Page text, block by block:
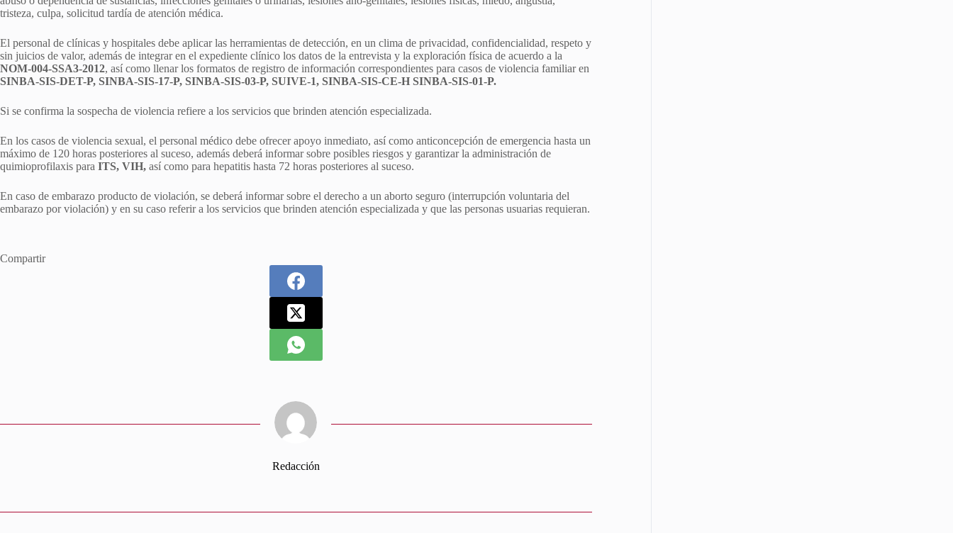
tristeza, culpa, solicitud tardía de atención médica.
El personal de clínicas y hospitales debe aplicar las herramientas de detección, en un clima de privacidad, confidencialidad, respeto y
sin juicios de valor, además de integrar en el expediente clínico los datos de la entrevista y la exploración física de acuerdo a la
NOM-004-SSA3-2012, así como llenar los formatos de registro de información correspondientes para casos de violencia familiar en
SINBA-SIS-DET-P, SINBA-SIS-17-P, SINBA-SIS-03-P, SUIVE-1, SINBA-SIS-CE-H SINBA-SIS-01-P.
Si se confirma la sospecha de violencia refiere a los servicios que brinden atención especializada.
En los casos de violencia sexual, el personal médico debe ofrecer apoyo inmediato, así como anticoncepción de emergencia hasta un
máximo de 120 horas posteriores al suceso, además deberá informar sobre posibles riesgos y garantizar la administración de
quimioprofilaxis para ITS, VIH, así como para hepatitis hasta 72 horas posteriores al suceso.
En caso de embarazo producto de violación, se deberá informar sobre el derecho a un aborto seguro (interrupción voluntaria del
embarazo por violación) y en su caso referir a los servicios que brinden atención especializada y que las personas usuarias requieran.
Compartir
Redacción